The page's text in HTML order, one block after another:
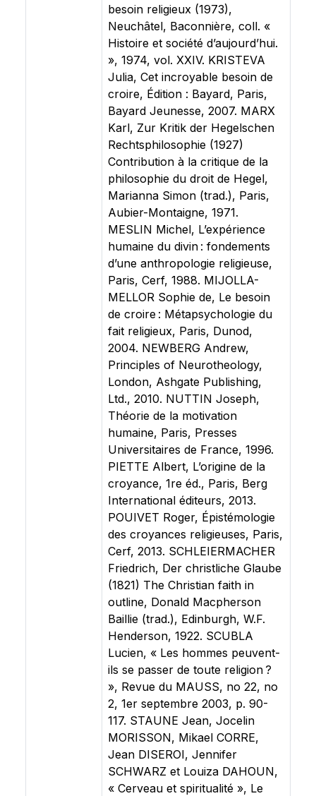
besoin religieux (1973),
Neuchâtel, Baconnière, coll. «
Histoire et société d’aujourd’hui.
», 1974, vol. XXIV. KRISTEVA
Julia, Cet incroyable besoin de
croire, Édition : Bayard, Paris,
Bayard Jeunesse, 2007. MARX
Karl, Zur Kritik der Hegelschen
Rechtsphilosophie (1927)
Contribution à la critique de la
philosophie du droit de Hegel,
Marianna Simon (trad.), Paris,
Aubier-Montaigne, 1971.
MESLIN Michel, L’expérience
humaine du divin : fondements
d’une anthropologie religieuse,
Paris, Cerf, 1988. MIJOLLA-
MELLOR Sophie de, Le besoin
de croire : Métapsychologie du
fait religieux, Paris, Dunod,
2004. NEWBERG Andrew,
Principles of Neurotheology,
London, Ashgate Publishing,
Ltd., 2010. NUTTIN Joseph,
Théorie de la motivation
humaine, Paris, Presses
Universitaires de France, 1996.
PIETTE Albert, L’origine de la
croyance, 1re éd., Paris, Berg
International éditeurs, 2013.
POUIVET Roger, Épistémologie
des croyances religieuses, Paris,
Cerf, 2013. SCHLEIERMACHER
Friedrich, Der christliche Glaube
(1821) The Christian faith in
outline, Donald Macpherson
Baillie (trad.), Edinburgh, W.F.
Henderson, 1922. SCUBLA
Lucien, « Les hommes peuvent-
ils se passer de toute religion ?
», Revue du MAUSS, no 22, no
2, 1er septembre 2003, p. 90-
117. STAUNE Jean, Jocelin
MORISSON, Mikael CORRE,
Jean DISEROI, Jennifer
SCHWARZ et Louiza DAHOUN,
« Cerveau et spiritualité », Le